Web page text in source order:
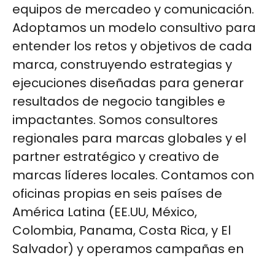
equipos de mercadeo y comunicación.
Adoptamos un modelo consultivo para
entender los retos y objetivos de cada
marca, construyendo estrategias y
ejecuciones diseñadas para generar
resultados de negocio tangibles e
impactantes. Somos consultores
regionales para marcas globales y el
partner estratégico y creativo de
marcas líderes locales. Contamos con
oficinas propias en seis países de
América Latina (EE.UU, México,
Colombia, Panama, Costa Rica, y El
Salvador) y operamos campañas en